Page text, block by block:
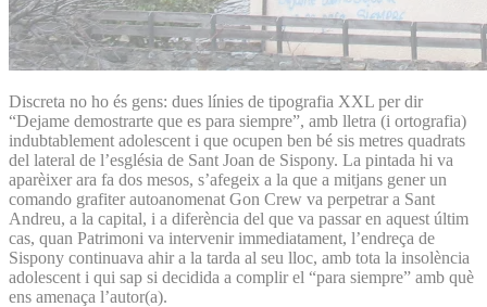
Discreta no ho és gens: dues línies de tipografia XXL per dir
“Dejame demostrarte que es para siempre”, amb lletra (i ortografia)
indubtablement adolescent i que ocupen ben bé sis metres quadrats
del lateral de l’església de Sant Joan de Sispony. La pintada hi va
aparèixer ara fa dos mesos, s’afegeix a la que a mitjans gener un
comando grafiter autoanomenat Gon Crew va perpetrar a Sant
Andreu, a la capital, i a diferència del que va passar en aquest últim
cas, quan Patrimoni va intervenir immediatament, l’endreça de
Sispony continuava ahir a la tarda al seu lloc, amb tota la insolència
adolescent i qui sap si decidida a complir el “para siempre” amb què
ens amenaça l’autor(a).